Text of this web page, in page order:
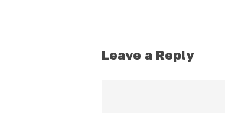
Leave a Reply